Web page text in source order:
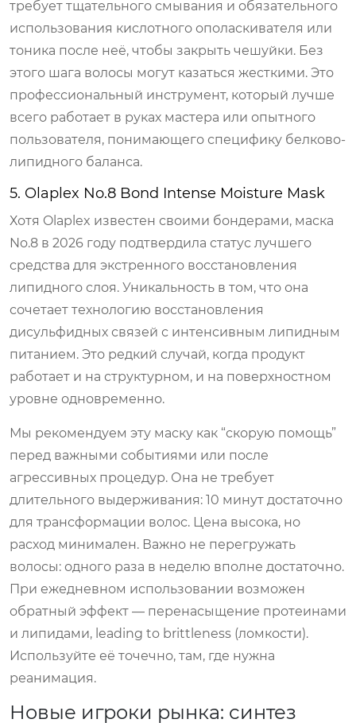
требует тщательного смывания и обязательного
использования кислотного ополаскивателя или
тоника после неё, чтобы закрыть чешуйки. Без
этого шага волосы могут казаться жесткими. Это
профессиональный инструмент, который лучше
всего работает в руках мастера или опытного
пользователя, понимающего специфику белково-
липидного баланса.
5. Olaplex No.8 Bond Intense Moisture Mask
Хотя Olaplex известен своими бондерами, маска
No.8 в 2026 году подтвердила статус лучшего
средства для экстренного восстановления
липидного слоя. Уникальность в том, что она
сочетает технологию восстановления
дисульфидных связей с интенсивным липидным
питанием. Это редкий случай, когда продукт
работает и на структурном, и на поверхностном
уровне одновременно.
Мы рекомендуем эту маску как “скорую помощь”
перед важными событиями или после
агрессивных процедур. Она не требует
длительного выдерживания: 10 минут достаточно
для трансформации волос. Цена высока, но
расход минимален. Важно не перегружать
волосы: одного раза в неделю вполне достаточно.
При ежедневном использовании возможен
обратный эффект — перенасыщение протеинами
и липидами, leading to brittleness (ломкости).
Используйте её точечно, там, где нужна
реанимация.
Новые игроки рынка: синтез